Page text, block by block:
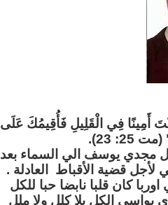
أَمِينًا فِي الْقَلِيلِ فَأُقِيمُكَ عَلَى
23).
مجدي يوسف الي السماء بعد
قضية الأقباط العادلة .
كان قلبا نابضا حبا للكل
يواسي الكل بلا كلل ولا ملل